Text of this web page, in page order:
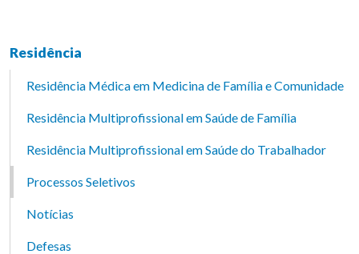
Residência
Residência Médica em Medicina de Família e Comunidade
Residência Multiprofissional em Saúde de Família
Residência Multiprofissional em Saúde do Trabalhador
Processos Seletivos
Notícias
Defesas